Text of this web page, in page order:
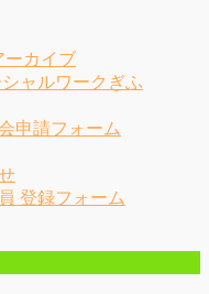
カイブ
ャルワークぎふ
申請フォーム
登録フォーム